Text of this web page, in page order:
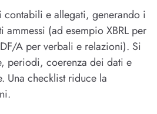
contabili e allegati, generando i
(ad esempio XBRL per
A per verbali e relazioni). Si
periodi, coerenza dei dati e
Una checklist riduce la